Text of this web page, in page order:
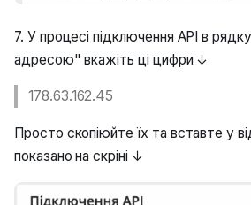
7. У процесі підключення API в
адресою" вкажіть ці цифри ↓
178.63.162.45
Просто скопіюйте їх та вставте у
показано на скріні ↓